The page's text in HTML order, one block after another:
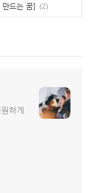
드는 꿈] (2)
하게